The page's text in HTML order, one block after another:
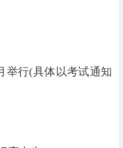
举行(具体以考试通知